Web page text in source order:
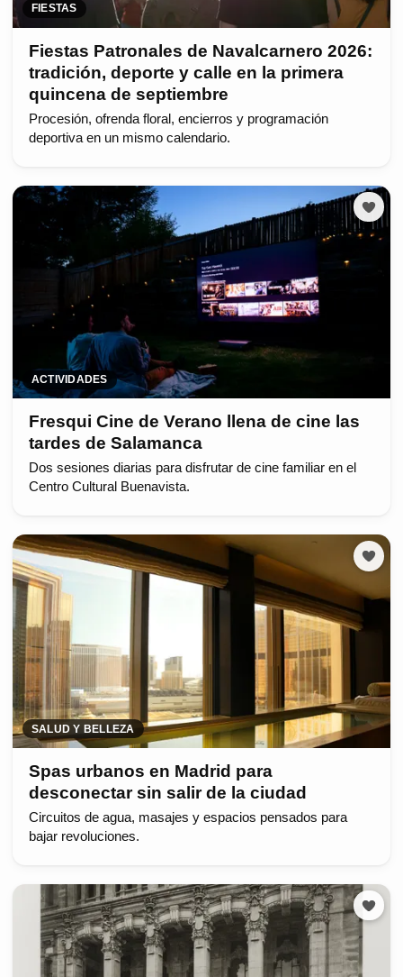
FIESTAS
Fiestas Patronales de Navalcarnero 2026:
tradición, deporte y calle en la primera
quincena de septiembre
Procesión, ofrenda floral, encierros y programación
deportiva en un mismo calendario.
ACTIVIDADES
Fresqui Cine de Verano llena de cine las
tardes de Salamanca
Dos sesiones diarias para disfrutar de cine familiar en el
Centro Cultural Buenavista.
SALUD Y BELLEZA
Spas urbanos en Madrid para
desconectar sin salir de la ciudad
Circuitos de agua, masajes y espacios pensados para
bajar revoluciones.